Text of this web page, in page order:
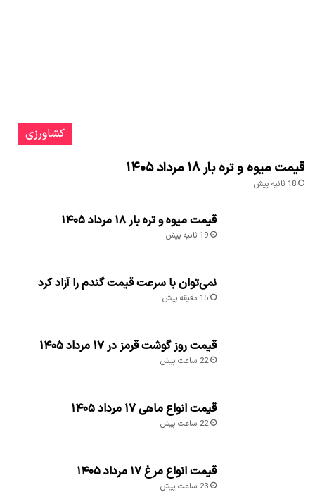
کشاورزی
قیمت میوه و تره بار ۱۸ مرداد ۱۴۰۵
18 ثانیه پیش
قیمت میوه و تره بار ۱۸ مرداد ۱۴۰۵
19 ثانیه پیش
نمی‌توان با سرعت قیمت گندم را آزاد کرد
15 دقیقه پیش
قیمت روز گوشت قرمز در ۱۷ مرداد ۱۴۰۵
22 ساعت پیش
قیمت انواع ماهی ۱۷ مرداد ۱۴۰۵
22 ساعت پیش
قیمت انواع مرغ ۱۷ مرداد ۱۴۰۵
23 ساعت پیش